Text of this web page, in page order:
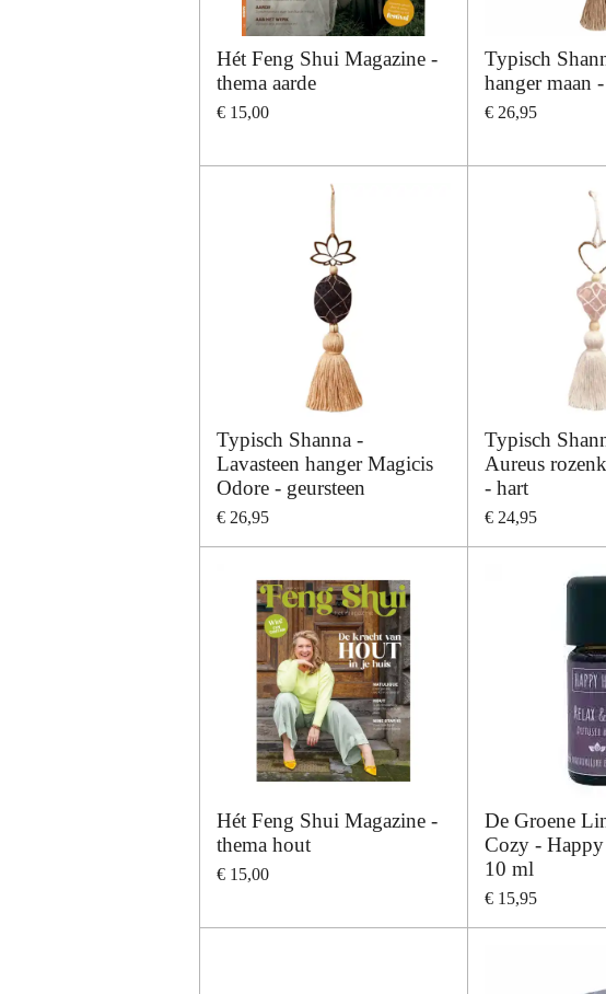
Hét Feng Shui Magazine -
thema aarde
€ 15,00
Typisch
hanger maan
€ 26,95
Typisch Shanna -
Lavasteen hanger Magicis
Odore - geursteen
€ 26,95
Typisch
Aureus
- hart
€ 24,95
Hét Feng Shui Magazine -
thema hout
€ 15,00
De Groene
Cozy -
10 ml
€ 15,95